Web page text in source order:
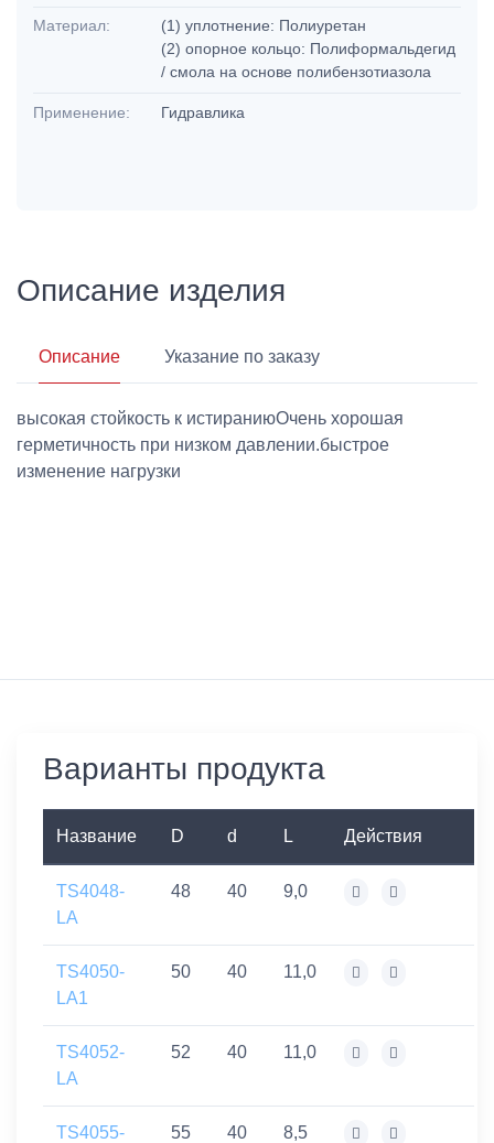
Материал:
(1) уплотнение: Полиуретан
(2) опорное кольцо: Полиформальдегид
/ смола на основе полибензотиазола
Применение: Гидравлика
Описание изделия
Описание Указание по заказу
высокая стойкость к истираниюОчень хорошая
герметичность при низком давлении.быстрое
изменение нагрузки
Варианты продукта
Название D d L Действия
TS4048-
LA
48 40 9,0
TS4050-
LA1
50 40 11,0
TS4052-
LA
52 40 11,0
TS4055-
55 40 8,5